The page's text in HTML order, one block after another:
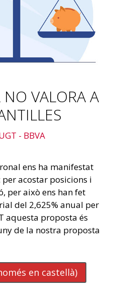
VALORA A
- BBVA
ens ha manifestat
acostar posicions i
per això ens han fet
del 2,625% anual per
aquesta proposta és
de la nostra proposta
en castellà)